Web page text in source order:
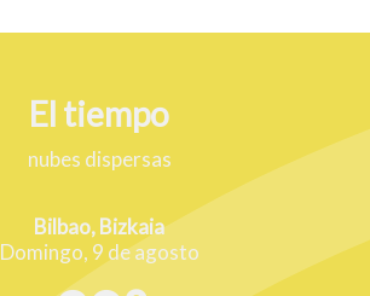
El tiempo
nubes dispersas
Bilbao, Bizkaia
Domingo, 9 de agosto